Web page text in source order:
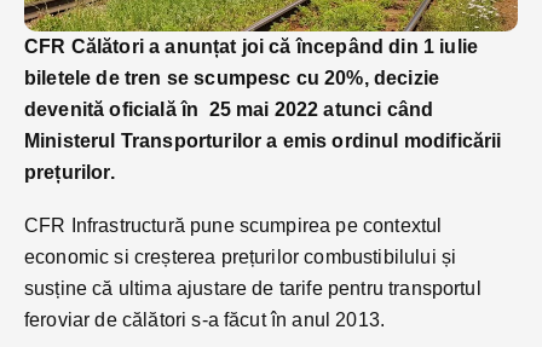
CFR Călători a anunțat joi că începând din 1 iulie
biletele de tren se scumpesc cu 20%, decizie
devenită oficială în 25 mai 2022 atunci când
Ministerul Transporturilor a emis ordinul modificării
prețurilor.
CFR Infrastructură pune scumpirea pe contextul
economic si creșterea prețurilor combustibilului și
susține că ultima ajustare de tarife pentru transportul
feroviar de călători s-a făcut în anul 2013.